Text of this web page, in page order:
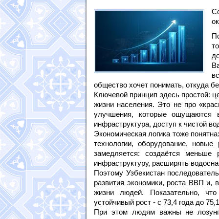
общество хочет понимать, откуда
Ключевой принцип здесь простой:
жизни населения. Это не про
улучшения, которые ощущаются
инфраструктура, доступ к чистой
Экономическая логика тоже
технологии, оборудование,
замедляется: создаётся
инфраструктуру, расширять
Поэтому Узбекистан
развития экономики, роста ВВП и,
жизни людей. Показательно,
устойчивый рост - с 73,4 года до
При этом людям важны не